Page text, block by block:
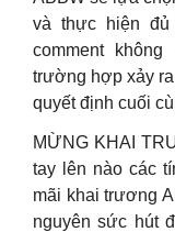
và thực hiện
comment
trường hợp xảy
quyết định cuối
MỪNG KHAI
tay lên nào các
mãi khai trương
nguyên sức hút